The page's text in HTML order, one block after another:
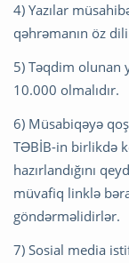
4) Yazılar
qəhrəmanın öz
5) Təqdim olunan
10.000 olmalıdır.
6) Müsabiqəyə
TƏBİB-in birlikdə
hazırlandığını
müvafiq linklə
göndərməlidirlər.
7) Sosial media